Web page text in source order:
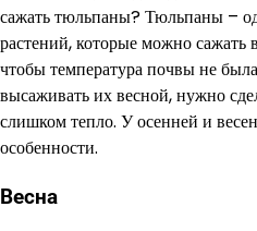
сажать тюльпаны? Тюльпаны –
растений, которые можно сажать
чтобы температура почвы не
высаживать их весной, нужно
слишком тепло. У осенней и
особенности.
Весна